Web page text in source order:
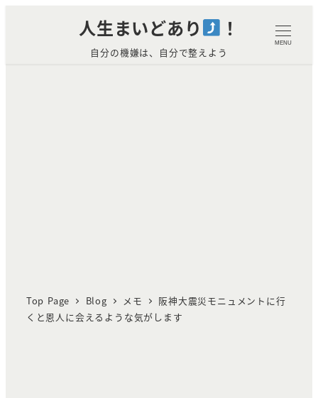
人生まいどあり ！
自分の機嫌は、自分で整えよう
MENU
Top Page Blog メモ
阪神大震災モニュメントに行
くと恩人に会えるような気がします